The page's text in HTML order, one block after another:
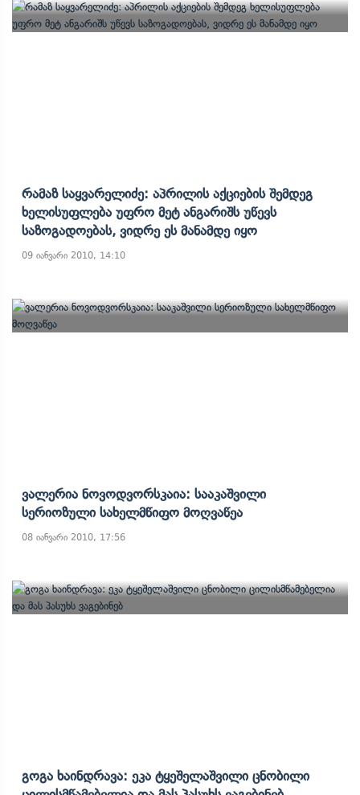
Რამაზ Საყვარელიძე: Აპრილის Აქციების Შემდეგ
Ხელისუფლება Უფრო Მეტ Ანგარიშს Უწევს
Საზოგადოებას, Ვიდრე Ეს Მანამდე Იყო
09 იანვარი 2010, 14:10
Ვალერია Ნოვოდვორსკაია: Სააკაშვილი
Სერიოზული Სახელმწიფო Მოღვაწეა
08 იანვარი 2010, 17:56
Გოგა Ხაინდრავა: Ეკა Ტყეშელაშვილი Ცნობილი